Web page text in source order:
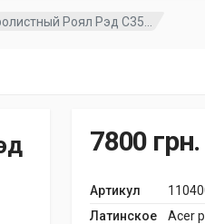
Роял Рэд C35...
7800 грн.
Артикул
Латинское
Acer